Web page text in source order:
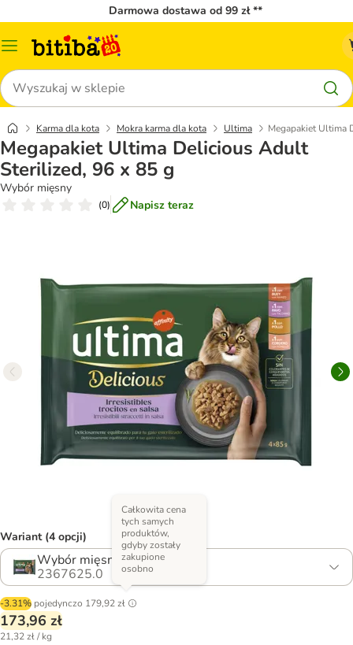
Darmowa dostawa od 99 zł **
Menu
Szukaj
Karma dla kota Mokra karma dla kota Ultima Megapakiet Ultima
Megapakiet Ultima Delicious Adult
Sterilized, 96 x 85 g
Wybór mięsny
(0) Napisz teraz
Wariant (4 opcji)
Wybór mięsny
2367625.0
-3.31% pojedynczo 179,92 zł
Całkowita cena
tych samych
produktów,
gdyby zostały
zakupione
osobno
173,96 zł
21,32 zł / kg